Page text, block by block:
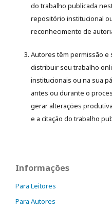
do trabalho publicada
repositório institucional
reconhecimento de
Autores têm permissão e
distribuir seu trabalho
institucionais ou na sua
antes ou durante o
gerar alterações
e a citação do trabalho
Informações
Para Leitores
Para Autores